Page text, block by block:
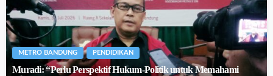
METRO BANDUNG PENDIDIKAN
Muradi: “Perlu Perspektif Hukum-Politik untuk Memahami